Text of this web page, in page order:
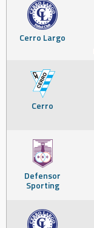
Cerro Largo
Cerro
Defensor
Sporting